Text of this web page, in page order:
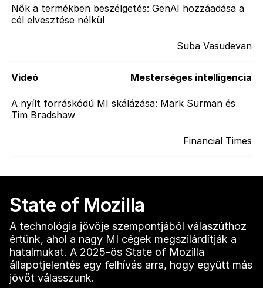
Suba Vasudevan
Nők a termékben beszélgetés: GenAI hozzáadása a
cél elvesztése nélkül
Videó
Financial Times
Mesterséges intelligencia
A nyílt forráskódú MI skálázása: Mark Surman és
Tim Bradshaw
State of Mozilla
A technológia jövője szempontjából válaszúthoz
értünk, ahol a nagy MI cégek megszilárdítják a
hatalmukat. A 2025-ös State of Mozilla
állapotjelentés egy felhívás arra, hogy együtt más
jövőt válasszunk.